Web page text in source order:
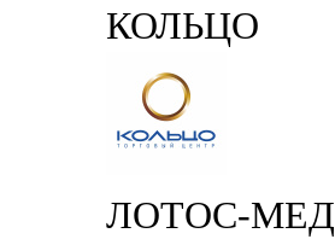
КОЛЬЦО
ЛОТОС-МЕД